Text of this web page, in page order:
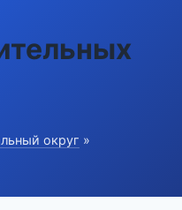
округ »